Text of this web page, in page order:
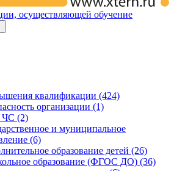
осуществляющей обучение
квалификации (424)
организации (1)
(2)
и муниципальное
(6)
образование детей (26)
образование (ФГОС ДО) (36)